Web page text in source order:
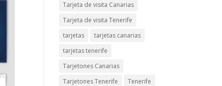
Tarjeta de visita Canarias
Tarjeta de visita Tenerife
tarjetas
tarjetas canarias
tarjetas tenerife
Tarjetones Canarias
Tarjetones Tenerife
Tenerife